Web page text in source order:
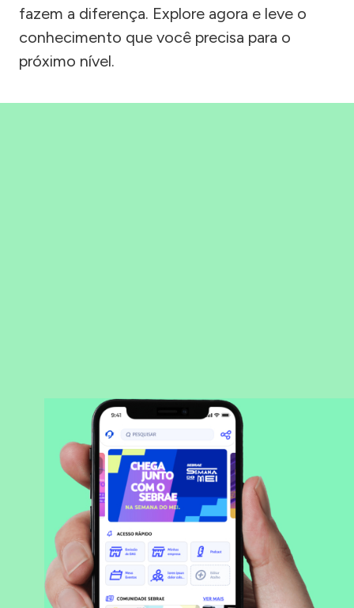
fazem a diferença. Explore agora e leve o
conhecimento que você precisa para o
próximo nível.